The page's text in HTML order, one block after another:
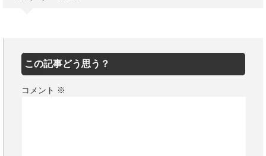
この記事どう思う？
コメント ※